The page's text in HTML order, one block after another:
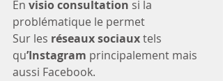
En visio consultation si la
problématique le permet
Sur les réseaux sociaux tels
qu’Instagram principalement mais
aussi Facebook.